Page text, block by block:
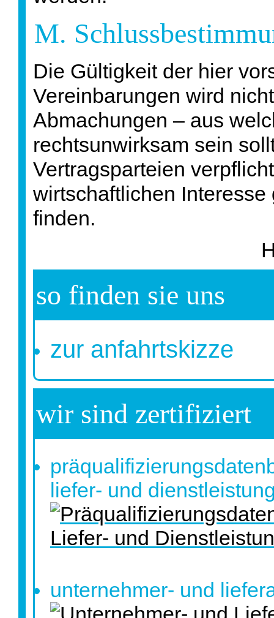
M.
Die Gültigkeit der hier
Vereinbarungen wird
Abmachungen – aus
rechtsunwirksam sein
Vertragsparteien
wirtschaftlichen
finden.
so finden sie uns
zur anfahrtskizze
wir sind zertifiziert
liefer- und
unternehmer- und